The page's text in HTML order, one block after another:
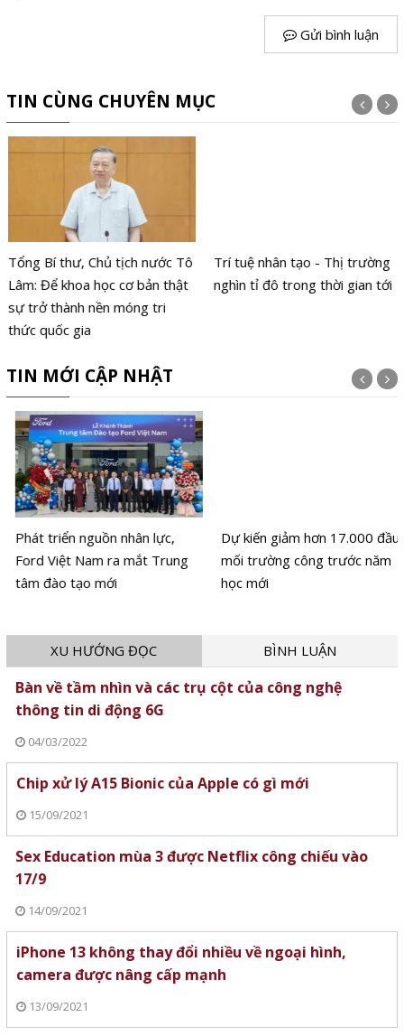
Gửi bình luận
TIN CÙNG CHUYÊN MỤC
Tổng Bí thư, Chủ tịch nước Tô
Lâm: Để khoa học cơ bản thật
sự trở thành nền móng tri
thức quốc gia
Trí tuệ nhân tạo - Thị trường
nghìn tỉ đô trong thời gian tới
TIN MỚI CẬP NHẬT
Phát triển nguồn nhân lực,
Ford Việt Nam ra mắt Trung
tâm đào tạo mới
Dự kiến giảm hơn 17.000 đầu
mối trường công trước năm
học mới
XU HƯỚNG ĐỌC BÌNH LUẬN
Bàn về tầm nhìn và các trụ cột của công nghệ
thông tin di động 6G
04/03/2022
Chip xử lý A15 Bionic của Apple có gì mới
15/09/2021
Sex Education mùa 3 được Netflix công chiếu vào
17/9
14/09/2021
iPhone 13 không thay đổi nhiều về ngoại hình,
camera được nâng cấp mạnh
13/09/2021